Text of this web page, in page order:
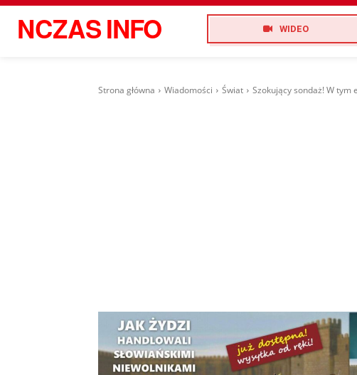
NCZASINFO WIDEO
Strona główna Wiadomości Świat Szokujący sondaż! W